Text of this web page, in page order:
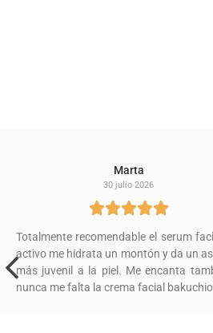
Marta
30 julio 2026
Totalmente recomendable el serum
activo me hidrata un montón y da un
más juvenil a la piel. Me encanta
nunca me falta la crema facial